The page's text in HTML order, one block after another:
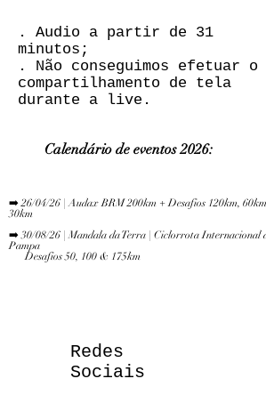
. Audio a partir de 31
minutos;
. Não conseguimos efetuar o
compartilhamento de tela
durante a live.
Calendário de eventos 2026:
➡️ 26/04/26 | Audax BRM 200km + Desafios 120km,
30km
➡️ 30/08/26 | Mandala da Terra | Ciclorrota Internacional
Pampa
Desafios 50, 100 & 175km
Redes
Sociais